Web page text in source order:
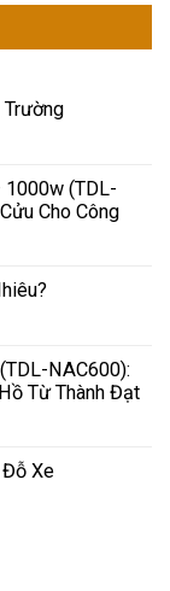
(TDL-
Cho Công
NAC600):
Từ Thành Đạt
Đỗ Xe